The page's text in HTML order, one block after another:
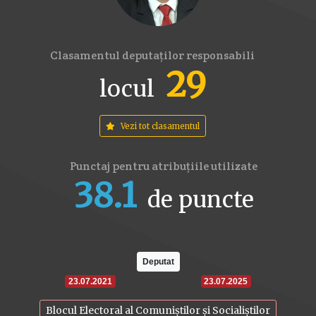
Clasamentul deputaților responsabili
locul 29
Vezi tot clasamentul
Punctaj pentru atribuțiile utilizate
38.1 de puncte
23.07.2021
Deputat
23.07.2025
Blocul Electoral al Comuniștilor și Socialiștilor